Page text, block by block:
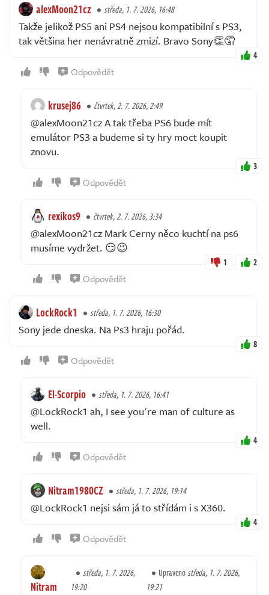
alexMoon21cz středa, 1. 7. 2026, 16:48
Takže jelikož PS5 ani PS4 nejsou kompatibilní s PS3,
tak většina her nenávratně zmizí. Bravo Sony👏🤦
4
Odpovědět
krusej86 čtvrtek, 2. 7. 2026, 2:49
@alexMoon21cz A tak třeba PS6 bude mít
emulátor PS3 a budeme si ty hry moct koupit
znovu.
3
Odpovědět
rexikos9 čtvrtek, 2. 7. 2026, 3:34
@alexMoon21cz Mark Cerny něco kuchtí na ps6
musíme vydržet. 😏😉
1 2
Odpovědět
LockRock1 středa, 1. 7. 2026, 16:30
Sony jede dneska. Na Ps3 hraju pořád.
8
Odpovědět
El-Scorpio středa, 1. 7. 2026, 16:41
@LockRock1 ah, I see you're man of culture as
well.
4
Odpovědět
Nitram1980CZ středa, 1. 7. 2026, 19:14
@LockRock1 nejsi sám já to střídám i s X360.
4
Odpovědět
Nitram
středa, 1. 7. 2026,
19:20
Upravenostředa, 1. 7. 2026,
19:21